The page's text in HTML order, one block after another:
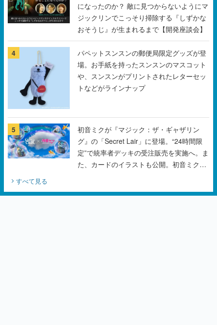
になったのか？ 敵に見つからないようにマ
ジックリンでこっそり掃除する『しずかな
おそうじ』が生まれるまで【開発座談会】
4
パペットスンスンの郵便局限定グッズが登
場。お手紙を持ったスンスンのマスコット
や、スンスンがプリントされたレターセッ
トなどがラインナップ
5
初音ミクが『マジック：ザ・ギャザリン
グ』の「Secret Lair」に登場。“24時間限
定”で統率者デッキの受注販売を実施へ。ま
た、カードのイラストも公開。初音ミクの
すべて見る